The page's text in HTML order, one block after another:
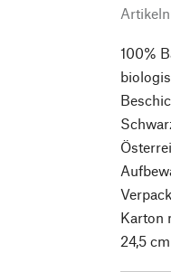
100%
Karton
24,5